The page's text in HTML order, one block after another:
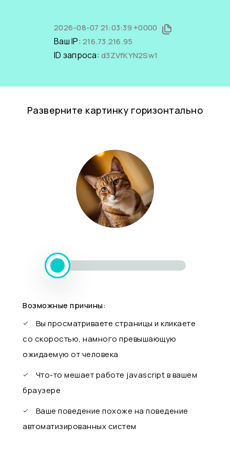
2026-08-07 21:03:39 +0000
Ваш IP: 216.73.216.95
ID запроса: d3ZVfKYN2Sw1
Разверните картинку горизонтально
Возможные причины:
Вы просматриваете страницы и кликаете
со скоростью, намного превышающую
ожидаемую от человека
Что-то мешает работе javascript в вашем
браузере
Ваше поведение похоже на поведение
автоматизированных систем